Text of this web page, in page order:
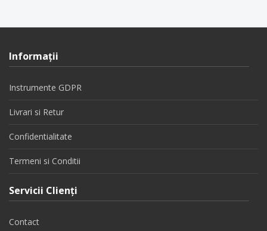
Informaţii
Instrumente GDPR
Livrari si Retur
Confidentialitate
Termeni si Conditii
Servicii Clienţi
Contact